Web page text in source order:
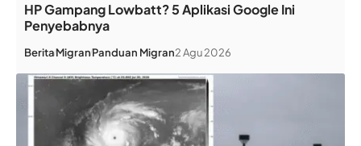
HP Gampang Lowbatt? 5 Aplikasi Google Ini
Penyebabnya
BeritaMigranPanduan Migran2 Agu 2026